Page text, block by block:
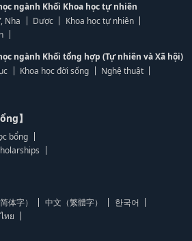
ngành Khối Khoa học tự nhiên
Nha Dược
Khoa học tự nhiên
ngành Khối tổng hợp (Tự nhiên và Xã hội)
Khoa học đời sống
Nghệ thuật
】
bổng
体字） 中文（繁體字）
한국어
ทย